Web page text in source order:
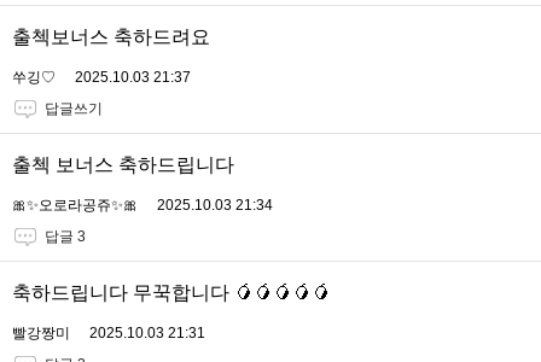
출첵보너스 축하드려요
쑤깅♡
2025.10.03 21:37
답글쓰기
출첵 보너스 축하드립니다
🎀✨오로라공쥬✨🎀
2025.10.03 21:34
답글 3
축하드립니다 무꾹합니다 🥭🥭🥭🥭🥭
빨강짱미
2025.10.03 21:31